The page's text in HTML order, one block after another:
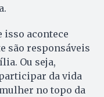
isso acontece
são responsáveis
Ou seja,
da vida
no topo da